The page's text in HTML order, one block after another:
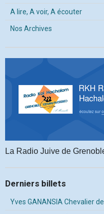
A lire, A voir, A écouter
Nos Archives
La Radio Juive de
Derniers billets
Yves GANANSIA Chevalier